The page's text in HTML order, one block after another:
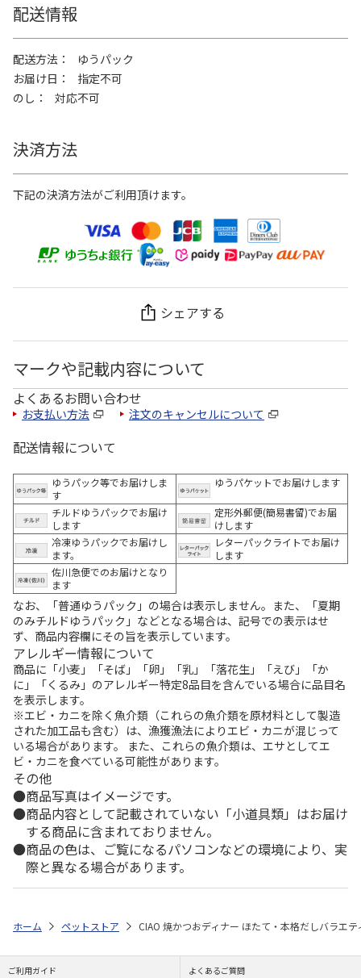
配送情報
配送方法
ゆうパック
お届け日
指定不可
のし
対応不可
決済方法
下記の決済方法がご利用頂けます。
シェアする
マークや記載内容について
よくあるお問い合わせ
お支払い方法 注文のキャンセルについて
配送情報について
ゆうパック等でお届けしま
す
ゆうパケットでお届けします
チルドゆうパックでお届け
します
定形外郵便(簡易書留)でお届
けします
冷凍ゆうパックでお届けし
ます。
レターパックライトでお届け
します
佐川急便でのお届けとなり
ます
なお、「普通ゆうパック」の場合は表示しません。また、「夏期
のみチルドゆうパック」などとなる場合は、記号での表示はせ
ず、商品内容欄にその旨を表示しています。
アレルギー情報について
商品に「小麦」「そば」「卵」「乳」「落花生」「えび」「か
に」「くるみ」のアレルギー特定8品目を含んでいる場合に品目名
を表示します。
※エビ・カニを除く魚介類（これらの魚介類を原材料として製造
された加工品も含む）は、漁獲漁法によりエビ・カニが混じって
いる場合があります。 また、これらの魚介類は、エサとしてエ
ビ・カニを食べている可能性があります。
その他
商品写真はイメージです。
商品内容として記載されていない「小道具類」はお届け
する商品に含まれておりません。
商品の色は、ご覧になるパソコンなどの環境により、実
際と異なる場合があります。
ホーム ペットストア CIAO 焼かつおディナー ほたて・本格だしバラエ
ご利用ガイド よくあるご質問